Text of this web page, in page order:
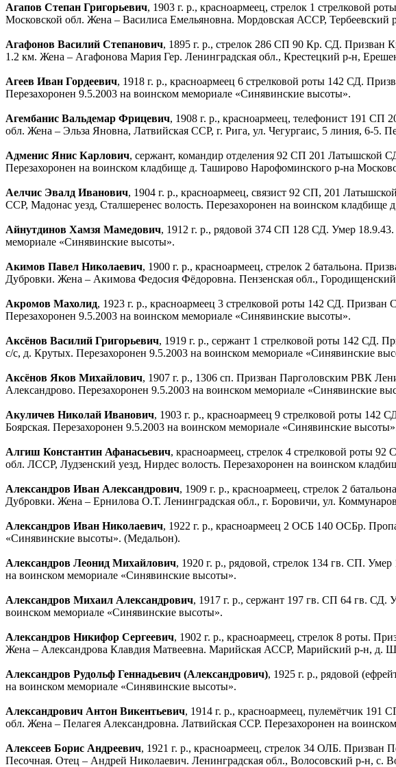
Агапов Степан Григорьевич, 1903 г. р., красноармеец, стрелок 1 стрелковой
Московской обл. Жена – Василиса Емельяновна. Мордовская АССР,
Агафонов Василий Степанович, 1895 г. р., стрелок 286 СП 90 Кр. СД. Призван
1.2 км. Жена – Агафонова Мария Гер. Ленинградская обл., Крестецкий р-н,
Агеев Иван Гордеевич, 1918 г. р., красноармеец 6 стрелковой роты 142 СД.
Перезахоронен 9.5.2003 на воинском мемориале «Синявинские высоты».
Агембанис Вальдемар Фрицевич, 1908 г. р., красноармеец, телефонист 191
обл. Жена – Эльза Яновна, Латвийская ССР, г. Рига, ул. Чегургаис, 5 линия, 6-5.
Адменис Янис Карлович, сержант, командир отделения 92 СП 201 Латышской
Перезахоронен на воинском кладбище д. Таширово Нарофоминского р-на
Аелчис Эвалд Иванович, 1904 г. р., красноармеец, связист 92 СП, 201
ССР, Мадонас уезд, Сталшеренес волость. Перезахоронен на воинском
Айнутдинов Хамзя Мамедович, 1912 г. р., рядовой 374 СП 128 СД. Умер
мемориале «Синявинские высоты».
Акимов Павел Николаевич, 1900 г. р., красноармеец, стрелок 2 батальона.
Дубровки. Жена – Акимова Федосия Фёдоровна. Пензенская обл.,
Акромов Махолид, 1923 г. р., красноармеец 3 стрелковой роты 142 СД.
Перезахоронен 9.5.2003 на воинском мемориале «Синявинские высоты».
Аксёнов Василий Григорьевич, 1919 г. р., сержант 1 стрелковой роты 142 СД.
с/с, д. Крутых. Перезахоронен 9.5.2003 на воинском мемориале «Синявинские
Аксёнов Яков Михайлович, 1907 г. р., 1306 сп. Призван Парголовским РВК
Александрово. Перезахоронен 9.5.2003 на воинском мемориале «Синявинские
Акуличев Николай Иванович, 1903 г. р., красноармеец 9 стрелковой роты
Боярская. Перезахоронен 9.5.2003 на воинском мемориале «Синявинские
Алгиш Константин Афанасьевич, красноармеец, стрелок 4 стрелковой роты
обл. ЛССР, Лудзенский уезд, Нирдес волость. Перезахоронен на воинском
Александров Иван Александрович, 1909 г. р., красноармеец, стрелок 2
Дубровки. Жена – Ернилова О.Т. Ленинградская обл., г. Боровичи, ул.
Александров Иван Николаевич, 1922 г. р., красноармеец 2 ОСБ 140 ОСБр.
«Синявинские высоты». (Медальон).
Александров Леонид Михайлович, 1920 г. р., рядовой, стрелок 134 гв. СП.
на воинском мемориале «Синявинские высоты».
Александров Михаил Александрович, 1917 г. р., сержант 197 гв. СП 64 гв.
воинском мемориале «Синявинские высоты».
Александров Никифор Сергеевич, 1902 г. р., красноармеец, стрелок 8 роты.
Жена – Александрова Клавдия Матвеевна. Марийская АССР, Марийский р-н, д.
Александров Рудольф Геннадьевич (Александрович), 1925 г. р., рядовой
на воинском мемориале «Синявинские высоты».
Александрович Антон Викентьевич, 1914 г. р., красноармеец, пулемётчик
обл. Жена – Пелагея Александровна. Латвийская ССР. Перезахоронен на
Алексеев Борис Андреевич, 1921 г. р., красноармеец, стрелок 34 ОЛБ. Призван
Песочная. Отец – Андрей Николаевич. Ленинградская обл., Волосовский р-н, с.